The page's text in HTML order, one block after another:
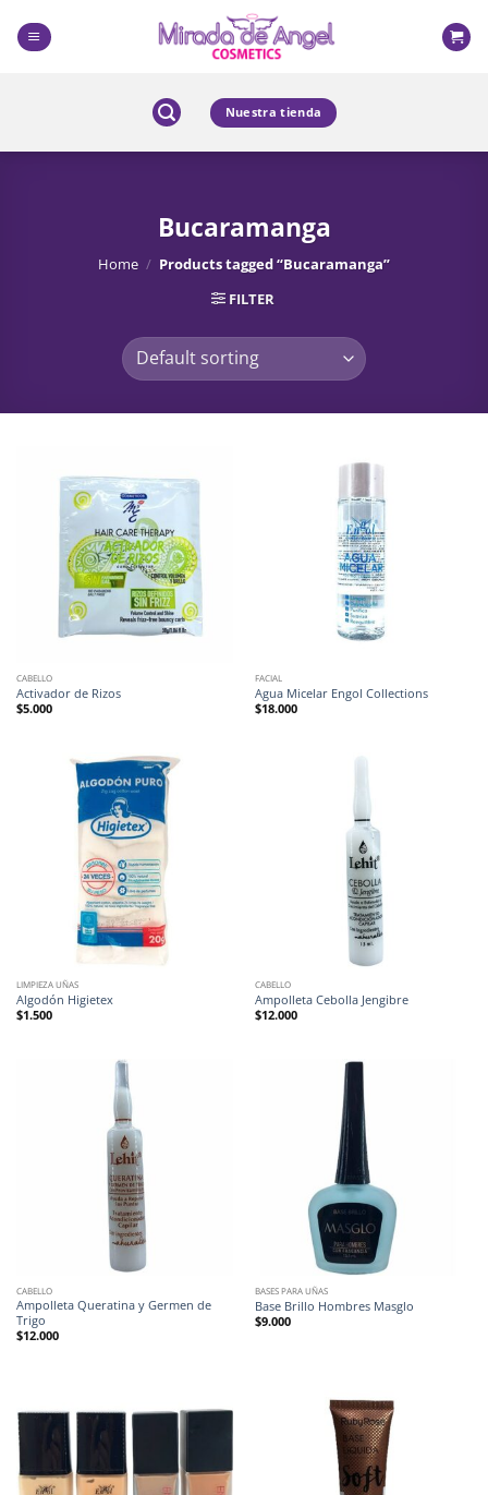
content
Nuestra tienda
Bucaramanga
Home / Products tagged “Bucaramanga”
FILTER
CABELLO
Activador de Rizos
$5.000
FACIAL
Agua Micelar Engol Collections
$18.000
LIMPIEZA UÑAS
Algodón Higietex
$1.500
CABELLO
Ampolleta Cebolla Jengibre
$12.000
CABELLO
Ampolleta Queratina y Germen de
Trigo
$12.000
BASES PARA UÑAS
Base Brillo Hombres Masglo
$9.000